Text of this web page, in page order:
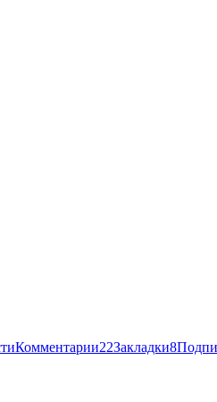
Комментарии22Закладки8